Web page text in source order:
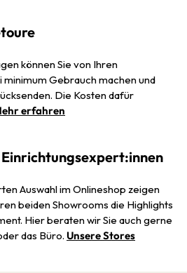
können Sie von Ihren
Gebrauch machen und
Die Kosten dafür
erfahren
Auswahl im Onlineshop zeigen
beiden Showrooms die Highlights
Hier beraten wir Sie auch gerne
das Büro. Unsere Stores